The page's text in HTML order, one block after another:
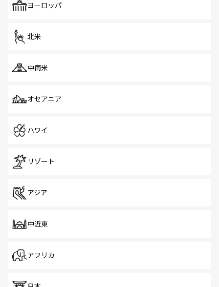
で、ホーカーズは地元の風情を楽しめる外せないスポット
ヨーロッパ
北米
中南米
オセアニア
ハワイ
リゾート
アジア
中近東
アフリカ